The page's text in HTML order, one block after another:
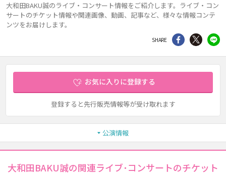
大和田BAKU誠のライブ・コンサート情報をご紹介します。ライブ・コン
サートのチケット情報や関連画像、動画、記事など、様々な情報コンテ
ンツをお届けします。
SHARE シェア Twitter
お気に入りに登録する
登録すると先行販売情報等が受け取れます
公演情報
大和田BAKU誠の関連ライブ･コンサートのチケット